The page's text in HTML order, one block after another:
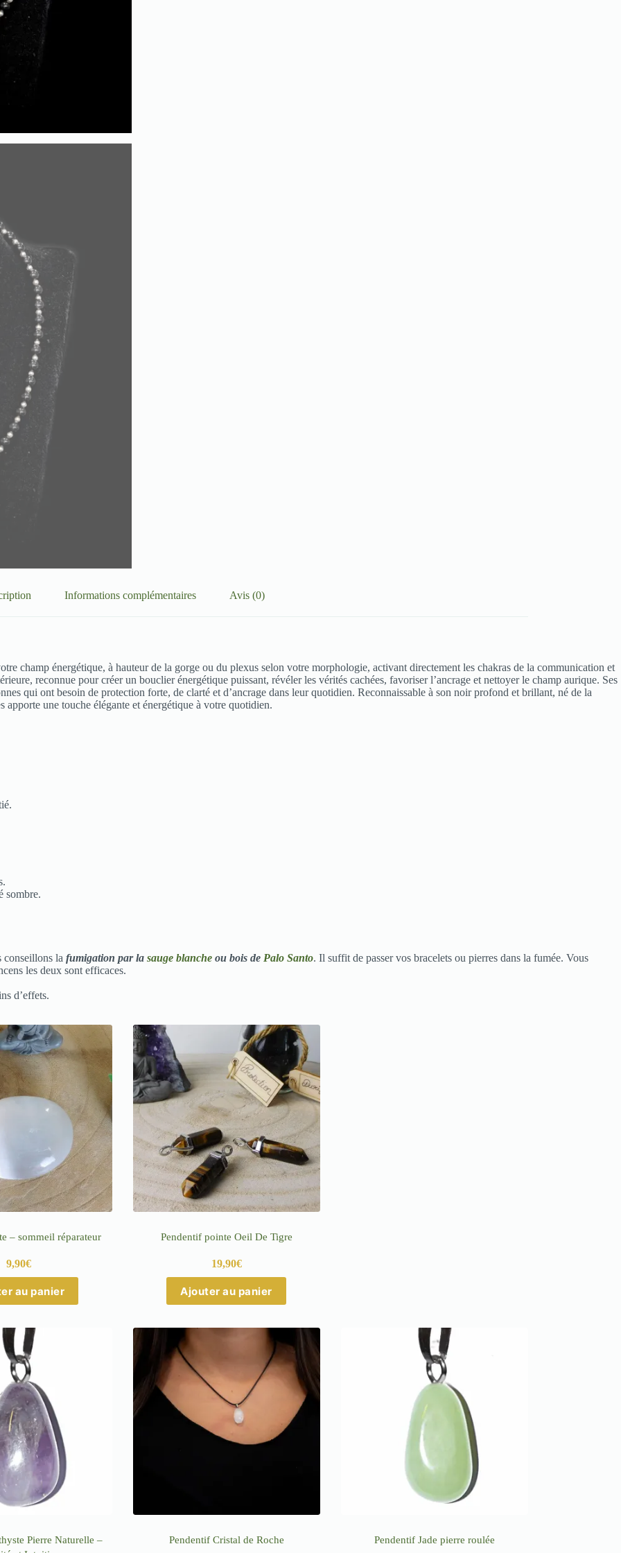
Informations complémentaires Avis (0)
champ énergétique, à hauteur de la gorge ou du plexus selon votre morphologie, activant directement les chakras de la communication et
reconnue pour créer un bouclier énergétique puissant, révéler les vérités cachées, favoriser l’ancrage et nettoyer le champ aurique. Ses
qui ont besoin de protection forte, de clarté et d’ancrage dans leur quotidien. Reconnaissable à son noir profond et brillant, né de la
une touche élégante et énergétique à votre quotidien.
sombre.
conseillons la fumigation par la sauge blanche ou bois de Palo Santo. Il suffit de passer vos bracelets ou pierres dans la fumée. Vous
les deux sont efficaces.
d’effets.
– sommeil réparateur
9,90€
au panier
Pendentif pointe Oeil De Tigre
19,90€
Ajouter au panier
Pierre Naturelle –
Pendentif Cristal de Roche Pendentif Jade pierre roulée